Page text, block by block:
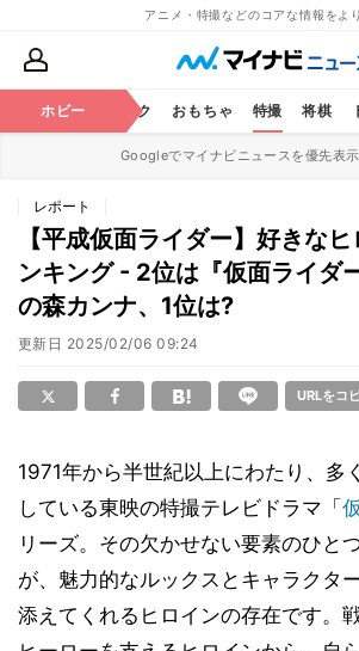
アニメ・特撮などのコアな情報をよ
ホビー
鉄道 コミック おもちゃ 特撮 将棋
Googleでマイナビニュースを優先表
レポート
【平成仮面ライダー】好きな
ンキング - 2位は『仮面ライダ
の森カンナ、1位は?
更新日 2025/02/06 09:24
URLをコ
1971年から半世紀以上にわたり、多
している東映の特撮テレビドラマ「
リーズ。その欠かせない要素のひと
が、魅力的なルックスとキャラクタ
添えてくれるヒロインの存在です。